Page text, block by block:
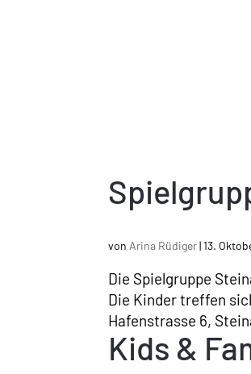
von Arina Rüdiger|13.
Die Spielgruppe
Die Kinder treffen
Hafenstrasse 6,
Kids &